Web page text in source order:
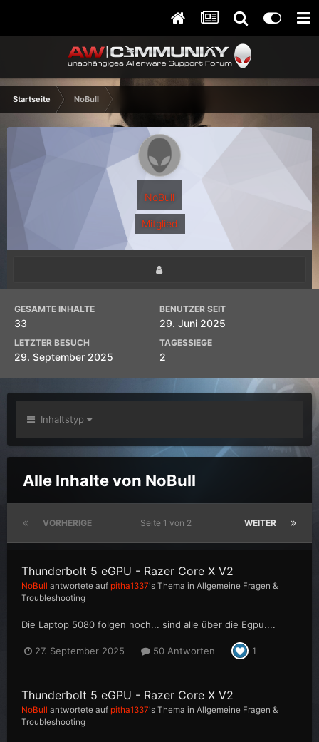
Startseite NoBull
NoBull
Mitglied
GESAMTE INHALTE
33
BENUTZER SEIT
29. Juni 2025
LETZTER BESUCH
29. September 2025
TAGESSIEGE
2
Inhaltstyp
Alle Inhalte von NoBull
VORHERIGE WEITER
Seite 1 von 2
Thunderbolt 5 eGPU - Razer Core X V2
NoBull antwortete auf pitha1337's Thema in Allgemeine Fragen &
Troubleshooting
Die Laptop 5080 folgen noch... sind alle über die Egpu....
27. September 2025 50 Antworten 1
Thunderbolt 5 eGPU - Razer Core X V2
NoBull antwortete auf pitha1337's Thema in Allgemeine Fragen &
Troubleshooting